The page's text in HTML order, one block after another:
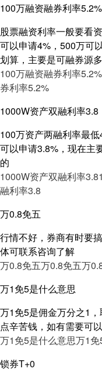
100万融资融券利率5.2%
股票融资利率一般要看
可以申请4%，500万可
划算，主要是可融券源
100万融资融券利率5.2%
券利率5.2%
1000W资产双融利率3.8
100万资产两融利率最
可以申请3.8%，现在主
的
1000W资产双融利率3.8
融利率3.8
万0.8免五
行情不好，券商有时要
体可联系咨询了解
万0.8免五万0.8免五万
万1免5是什么意思
万1免5是佣金万分之1
点辛苦钱，如有需要可
万1免5是什么意思万1
锁券T+0